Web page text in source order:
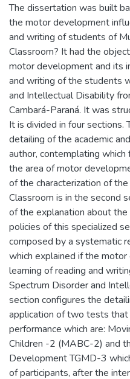
The dissertation was built
the motor development
and writing of students of
Classroom? It had the
motor development and its
and writing of the students
and Intellectual Disability
Cambará-Paraná. It was
It is divided in four sections.
detailing of the academic
author, contemplating
the area of motor
of the characterization of
Classroom is in the second
of the explanation about
policies of this specialized
composed by a systematic
which explained if the
learning of reading and
Spectrum Disorder and
section configures the
application of two tests
performance which are:
Children -2 (MABC-2) and
Development TGMD-3
of participants, after the